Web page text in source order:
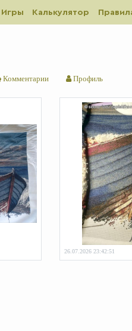
Игры Калькулятор
Комментарии Профиль
26.07.2026 23:42:51